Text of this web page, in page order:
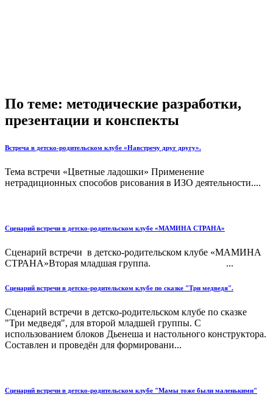
По теме: методические разработки,
презентации и конспекты
Встреча в детско-родительском клубе «Навстречу друг другу».
Тема встречи «Цветные ладошки» Применение
нетрадиционных способов рисования в ИЗО деятельности....
Сценарий встречи в детско-родительском клубе «МАМИНА СТРАНА»
Сценарий встречи в детско-родительском клубе «МАМИНА
СТРАНА»Вторая младшая группа. ...
Сценарий встречи в детско-родительском клубе по сказке "Три медведя".
Сценарий встречи в детско-родительском клубе по сказке
"Три медведя", для второй младшей группы. С
использованием блоков Дьенеша и настольного конструктора.
Составлен и проведён для формировани...
Сценарий встречи в детско-родительском клубе "Мамы тоже были маленькими"